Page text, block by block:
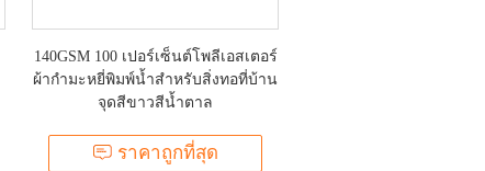
140GSM 100 เปอร์เซ็นต์โพลีเอสเตอร์
ผ้ากำมะหยี่พิมพ์น้ำสำหรับสิ่งทอที่บ้าน
จุดสีขาวสีน้ำตาล
ราคาถูกที่สุด